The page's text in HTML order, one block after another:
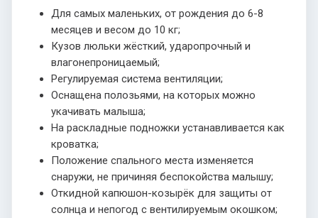
Для самых маленьких, от рождения до 6-8
месяцев и весом до 10 кг;
Кузов люльки жёсткий, ударопрочный и
влагонепроницаемый;
Регулируемая система вентиляции;
Оснащена полозьями, на которых можно
укачивать малыша;
На раскладные подножки устанавливается как
кроватка;
Положение спального места изменяется
снаружи, не причиняя беспокойства малышу;
Откидной капюшон-козырёк для защиты от
солнца и непогод с вентилируемым окошком;